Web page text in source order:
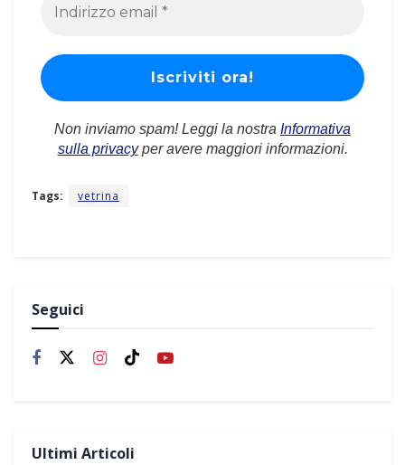
Non inviamo spam! Leggi la nostra Informativa
sulla privacyper avere maggiori informazioni.
Tags: vetrina
Seguici
Ultimi Articoli